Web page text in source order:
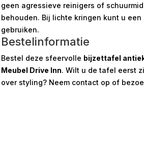
geen agressieve reinigers of
behouden. Bij lichte kringen kunt u
gebruiken.
Bestelinformatie
Bestel deze sfeervolle bijzettafel
Meubel Drive Inn. Wilt u de tafel eerst
over styling? Neem contact op of